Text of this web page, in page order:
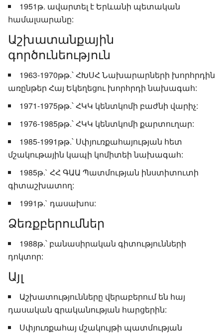
1951թ. ավարտել է Երևանի պետական
համալսարանը:
Աշխատանքային
գործունեություն
1963-1970թթ.՝ ՀԽՍՀ Նախարարների խորհրդին
առընթեր Հայ Եկեղեցու խորհրդի նախագահ:
1971-1975թթ.՝ ՀԿԿ կենտկոմի բաժնի վարիչ:
1976-1985թթ.՝ ՀԿԿ կենտկոմի քարտուղար:
1985-1991թթ.՝ Սփյուռքահայության հետ
մշակութային կապի կոմիտեի նախագահ:
1985թ.` ՀՀ ԳԱԱ Պատմության ինստիտուտի
գիտաշխատող:
1991թ.` դասախոս:
Ձեռքբերումներ
1988թ.՝ բանասիրական գիտությունների
դոկտոր:
Այլ
Աշխատությունները վերաբերում են հայ
դասական գրականության հարցերին:
Սփյուռքահայ մշակույթի պատմության